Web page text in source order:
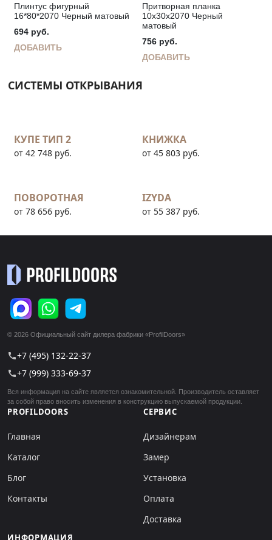
Плинтус фигурный
16*80*2070 Черный матовый
694 руб.
ДОБАВИТЬ
Притворная планка
10х30х2070 Черный
матовый
756 руб.
ДОБАВИТЬ
СИСТЕМЫ ОТКРЫВАНИЯ
КУПЕ ТИП 2
от 42 748 руб.
КНИЖКА
от 45 803 руб.
ПОВОРОТНАЯ
от 78 656 руб.
IZYDA
от 55 387 руб.
© 2026 Официальный сайт дилера фабрики «ProfilDoors»
call+7 (495) 132-22-37
call+7 (999) 333-69-37
Вся информация на сайте является ознакомительной. Производитель оставляет
за собой право вносить изменения в конструкцию выпускаемой продукции.
PROFILDOORS
Главная
Каталог
Блог
Контакты
СЕРВИС
Дизайнерам
Замер
Установка
Оплата
Доставка